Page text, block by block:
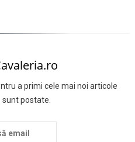
a primi cele mai noi articole
postate.